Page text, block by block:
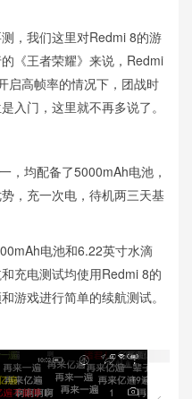
，我们这里对Redmi 8的游
《王者荣耀》来说，Redmi
启高帧率的情况下，团战时
入门，这里就不再多说了。
，均配备了5000mAh电池，
，充一次电，待机两三天基
电池和6.22英寸水滴
充电测试均使用Redmi 8的
游戏进行简单的续航测试。